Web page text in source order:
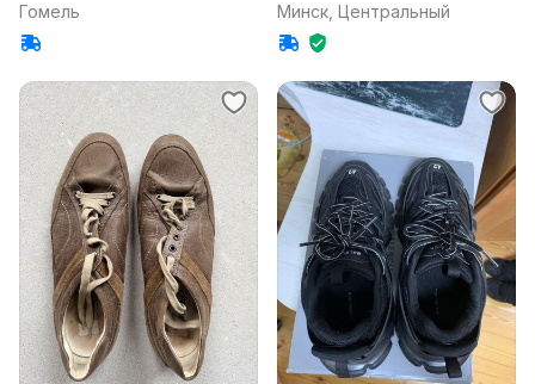
Гомель
Минск, Центральный